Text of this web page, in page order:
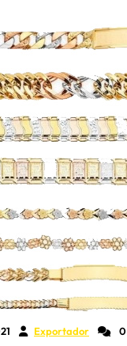
Exportador 0